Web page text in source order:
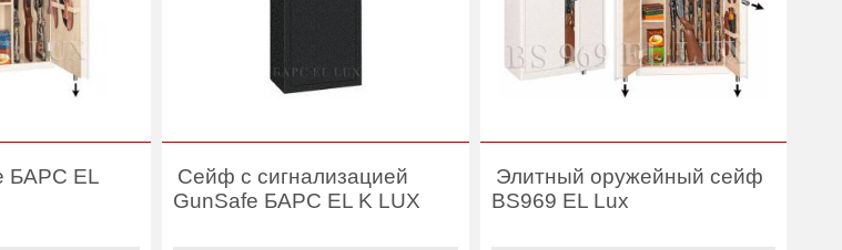
БАРС EL
Сейф с сигнализацией
GunSafe БАРС EL K LUX
Элитный оружейный сейф
BS969 EL Lux